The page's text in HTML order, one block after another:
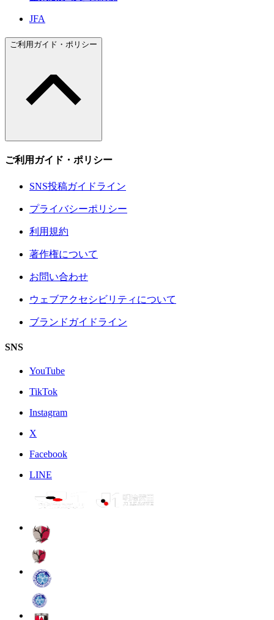
JFA
ご利用ガイド・ポリシー
ご利用ガイド・ポリシー
SNS投稿ガイドライン
プライバシーポリシー
利用規約
著作権について
お問い合わせ
ウェブアクセシビリティについて
ブランドガイドライン
SNS
YouTube
TikTok
Instagram
X
Facebook
LINE